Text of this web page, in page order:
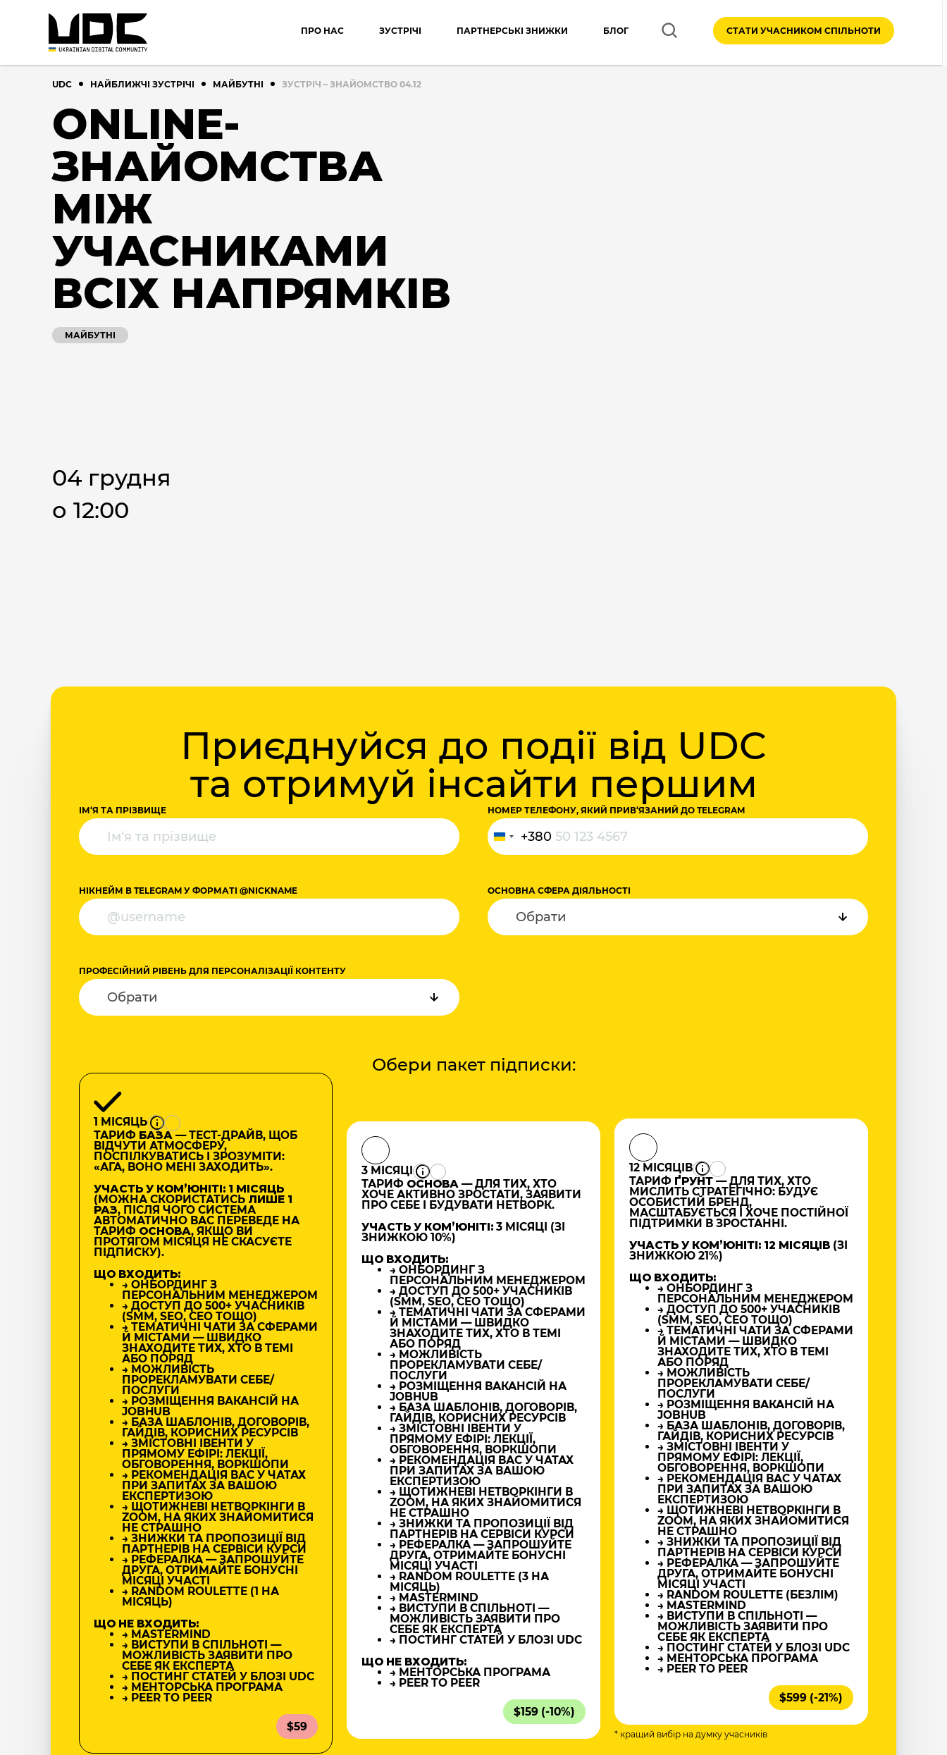
ПРО НАС ЗУСТРІЧІ ПАРТНЕРСЬКІ ЗНИЖКИ БЛОГ СТАТИ УЧАСНИКОМ СПІЛЬНОТИ
UDC НАЙБЛИЖЧІ ЗУСТРІЧІ МАЙБУТНІ ЗУСТРІЧ – ЗНАЙОМСТВО 04.12
ONLINE-
ЗНАЙОМСТВА
МІЖ
УЧАСНИКАМИ
ВСІХ НАПРЯМКІВ
МАЙБУТНІ
04 грудня
о 12:00
Приєднуйся до події від UDC
та отримуй інсайти першим
ІМ‘Я ТА ПРІЗВИЩЕ НОМЕР ТЕЛЕФОНУ, ЯКИЙ ПРИВ‘ЯЗАНИЙ ДО TELEGRAM
Україна
+380
+380
НІКНЕЙМ В TELEGRAM У ФОРМАТІ @NICKNAME ОСНОВНА СФЕРА ДІЯЛЬНОСТІ
ПРОФЕСІЙНИЙ РІВЕНЬ ДЛЯ ПЕРСОНАЛІЗАЦІЇ КОНТЕНТУ
Обери пакет підписки:
1 МІСЯЦЬ
ТАРИФ БАЗА— ТЕСТ-ДРАЙВ, ЩОБ
ВІДЧУТИ АТМОСФЕРУ,
ПОСПІЛКУВАТИСЬ І ЗРОЗУМІТИ:
«АГА, ВОНО МЕНІ ЗАХОДИТЬ».
УЧАСТЬ У КОМʼЮНІТІ: 1 МІСЯЦЬ
(МОЖНА СКОРИСТАТИСЬ ЛИШЕ 1
РАЗ, ПІСЛЯ ЧОГО СИСТЕМА
АВТОМАТИЧНО ВАС ПЕРЕВЕДЕ НА
ТАРИФ ОСНОВА, ЯКЩО ВИ
ПРОТЯГОМ МІСЯЦЯ НЕ СКАСУЄТЕ
ПІДПИСКУ).
ЩО ВХОДИТЬ:
→ ОНБОРДИНГ З
ПЕРСОНАЛЬНИМ МЕНЕДЖЕРОМ
→ ДОСТУП ДО 500+ УЧАСНИКІВ
(SMM, SEO, CEO ТОЩО)
→ ТЕМАТИЧНІ ЧАТИ ЗА СФЕРАМИ
Й МІСТАМИ — ШВИДКО
ЗНАХОДИТЕ ТИХ, ХТО В ТЕМІ
АБО ПОРЯД
→ МОЖЛИВІСТЬ
ПРОРЕКЛАМУВАТИ СЕБЕ/
ПОСЛУГИ
→ РОЗМІЩЕННЯ ВАКАНСІЙ НА
JOBHUB
→ БАЗА ШАБЛОНІВ, ДОГОВОРІВ,
ГАЙДІВ, КОРИСНИХ РЕСУРСІВ
→ ЗМІСТОВНІ ІВЕНТИ У
ПРЯМОМУ ЕФІРІ: ЛЕКЦІЇ,
ОБГОВОРЕННЯ, ВОРКШОПИ
→ РЕКОМЕНДАЦІЯ ВАС У ЧАТАХ
ПРИ ЗАПИТАХ ЗА ВАШОЮ
ЕКСПЕРТИЗОЮ
→ ЩОТИЖНЕВІ НЕТВОРКІНГИ В
ZOOM, НА ЯКИХ ЗНАЙОМИТИСЯ
НЕ СТРАШНО
→ ЗНИЖКИ ТА ПРОПОЗИЦІЇ ВІД
ПАРТНЕРІВ НА СЕРВІСИ КУРСИ
→ РЕФЕРАЛКА — ЗАПРОШУЙТЕ
ДРУГА, ОТРИМАЙТЕ БОНУСНІ
МІСЯЦІ УЧАСТІ
→ RANDOM ROULETTE (1 НА
МІСЯЦЬ)
ЩО НЕ ВХОДИТЬ:
→ MASTERMIND
→ ВИСТУПИ В СПІЛЬНОТІ —
МОЖЛИВІСТЬ ЗАЯВИТИ ПРО
СЕБЕ ЯК ЕКСПЕРТА
→ ПОСТИНГ СТАТЕЙ У БЛОЗІ UDC
→ МЕНТОРСЬКА ПРОГРАМА
→ PEER TO PEER
$59
3 МІСЯЦІ
ТАРИФ ОСНОВА — ДЛЯ ТИХ, ХТО
ХОЧЕ АКТИВНО ЗРОСТАТИ, ЗАЯВИТИ
ПРО СЕБЕ І БУДУВАТИ НЕТВОРК.
УЧАСТЬ У КОМʼЮНІТІ: 3 МІСЯЦІ (ЗІ
ЗНИЖКОЮ 10%)
ЩО ВХОДИТЬ:
→ ОНБОРДИНГ З
ПЕРСОНАЛЬНИМ МЕНЕДЖЕРОМ
→ ДОСТУП ДО 500+ УЧАСНИКІВ
(SMM, SEO, CEO ТОЩО)
→ ТЕМАТИЧНІ ЧАТИ ЗА СФЕРАМИ
Й МІСТАМИ — ШВИДКО
ЗНАХОДИТЕ ТИХ, ХТО В ТЕМІ
АБО ПОРЯД
→ МОЖЛИВІСТЬ
ПРОРЕКЛАМУВАТИ СЕБЕ/
ПОСЛУГИ
→ РОЗМІЩЕННЯ ВАКАНСІЙ НА
JOBHUB
→ БАЗА ШАБЛОНІВ, ДОГОВОРІВ,
ГАЙДІВ, КОРИСНИХ РЕСУРСІВ
→ ЗМІСТОВНІ ІВЕНТИ У
ПРЯМОМУ ЕФІРІ: ЛЕКЦІЇ,
ОБГОВОРЕННЯ, ВОРКШОПИ
→ РЕКОМЕНДАЦІЯ ВАС У ЧАТАХ
ПРИ ЗАПИТАХ ЗА ВАШОЮ
ЕКСПЕРТИЗОЮ
→ ЩОТИЖНЕВІ НЕТВОРКІНГИ В
ZOOM, НА ЯКИХ ЗНАЙОМИТИСЯ
НЕ СТРАШНО
→ ЗНИЖКИ ТА ПРОПОЗИЦІЇ ВІД
ПАРТНЕРІВ НА СЕРВІСИ КУРСИ
→ РЕФЕРАЛКА — ЗАПРОШУЙТЕ
ДРУГА, ОТРИМАЙТЕ БОНУСНІ
МІСЯЦІ УЧАСТІ
→ RANDOM ROULETTE (3 НА
МІСЯЦЬ)
→ MASTERMIND
→ ВИСТУПИ В СПІЛЬНОТІ —
МОЖЛИВІСТЬ ЗАЯВИТИ ПРО
СЕБЕ ЯК ЕКСПЕРТА
→ ПОСТИНГ СТАТЕЙ У БЛОЗІ UDC
ЩО НЕ ВХОДИТЬ:
→ МЕНТОРСЬКА ПРОГРАМА
→ PEER TO PEER
$159 (-10%)
12 МІСЯЦІВ
ТАРИФ ҐРУНТ— ДЛЯ ТИХ, ХТО
МИСЛИТЬ СТРАТЕГІЧНО: БУДУЄ
ОСОБИСТИЙ БРЕНД,
МАСШТАБУЄТЬСЯ І ХОЧЕ ПОСТІЙНОЇ
ПІДТРИМКИ В ЗРОСТАННІ.
УЧАСТЬ У КОМʼЮНІТІ: 12 МІСЯЦІВ (ЗІ
ЗНИЖКОЮ 21%)
ЩО ВХОДИТЬ:
→ ОНБОРДИНГ З
ПЕРСОНАЛЬНИМ МЕНЕДЖЕРОМ
→ ДОСТУП ДО 500+ УЧАСНИКІВ
(SMM, SEO, CEO ТОЩО)
→ ТЕМАТИЧНІ ЧАТИ ЗА СФЕРАМИ
Й МІСТАМИ — ШВИДКО
ЗНАХОДИТЕ ТИХ, ХТО В ТЕМІ
АБО ПОРЯД
→ МОЖЛИВІСТЬ
ПРОРЕКЛАМУВАТИ СЕБЕ/
ПОСЛУГИ
→ РОЗМІЩЕННЯ ВАКАНСІЙ НА
JOBHUB
→ БАЗА ШАБЛОНІВ, ДОГОВОРІВ,
ГАЙДІВ, КОРИСНИХ РЕСУРСІВ
→ ЗМІСТОВНІ ІВЕНТИ У
ПРЯМОМУ ЕФІРІ: ЛЕКЦІЇ,
ОБГОВОРЕННЯ, ВОРКШОПИ
→ РЕКОМЕНДАЦІЯ ВАС У ЧАТАХ
ПРИ ЗАПИТАХ ЗА ВАШОЮ
ЕКСПЕРТИЗОЮ
→ ЩОТИЖНЕВІ НЕТВОРКІНГИ В
ZOOM, НА ЯКИХ ЗНАЙОМИТИСЯ
НЕ СТРАШНО
→ ЗНИЖКИ ТА ПРОПОЗИЦІЇ ВІД
ПАРТНЕРІВ НА СЕРВІСИ КУРСИ
→ РЕФЕРАЛКА — ЗАПРОШУЙТЕ
ДРУГА, ОТРИМАЙТЕ БОНУСНІ
МІСЯЦІ УЧАСТІ
→ RANDOM ROULETTE (БЕЗЛІМ)
→ MASTERMIND
→ ВИСТУПИ В СПІЛЬНОТІ —
МОЖЛИВІСТЬ ЗАЯВИТИ ПРО
СЕБЕ ЯК ЕКСПЕРТА
→ ПОСТИНГ СТАТЕЙ У БЛОЗІ UDC
→ МЕНТОРСЬКА ПРОГРАМА
→ PEER TO PEER
$599 (-21%)
* кращий вибір на думку учасників